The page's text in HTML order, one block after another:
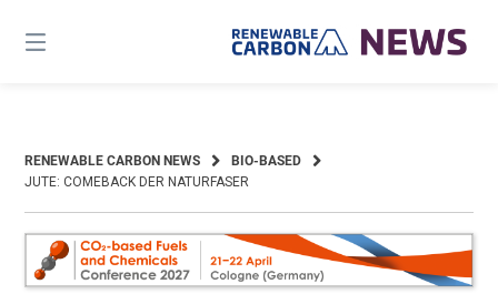
content
RENEWABLE CARBON NEWS
BIO-BASED
JUTE: COMEBACK DER NATURFASER